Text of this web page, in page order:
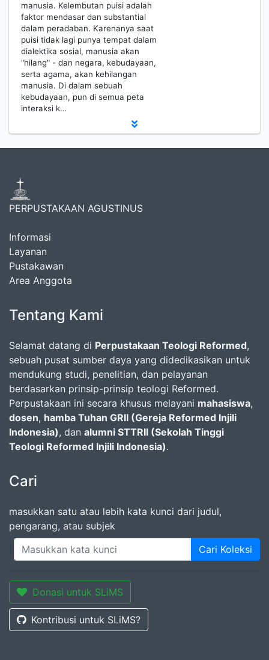
manusia. Kelembutan puisi adalah
faktor mendasar dan substantial
dalam peradaban. Karenanya saat
puisi tidak lagi punya tempat dalam
dialektika sosial, manusia akan
"hilang" - dan negara, kebudayaan,
serta agama, akan kehilangan
manusia. Di dalam sebuah
kebudayaan, pun di semua peta
interaksi k…
PERPUSTAKAAN AGUSTINUS
Informasi
Layanan
Pustakawan
Area Anggota
Tentang Kami
Selamat datang di Perpustakaan Teologi Reformed,
sebuah pusat sumber daya yang didedikasikan untuk
mendukung studi, penelitian, dan pelayanan
berdasarkan prinsip-prinsip teologi Reformed.
Perpustakaan ini secara khusus melayani mahasiswa,
dosen, hamba Tuhan GRII (Gereja Reformed Injili
Indonesia), dan alumni STTRII (Sekolah Tinggi
Teologi Reformed Injili Indonesia).
Cari
masukkan satu atau lebih kata kunci dari judul,
pengarang, atau subjek
Cari Koleksi
Donasi untuk SLiMS
Kontribusi untuk SLiMS?